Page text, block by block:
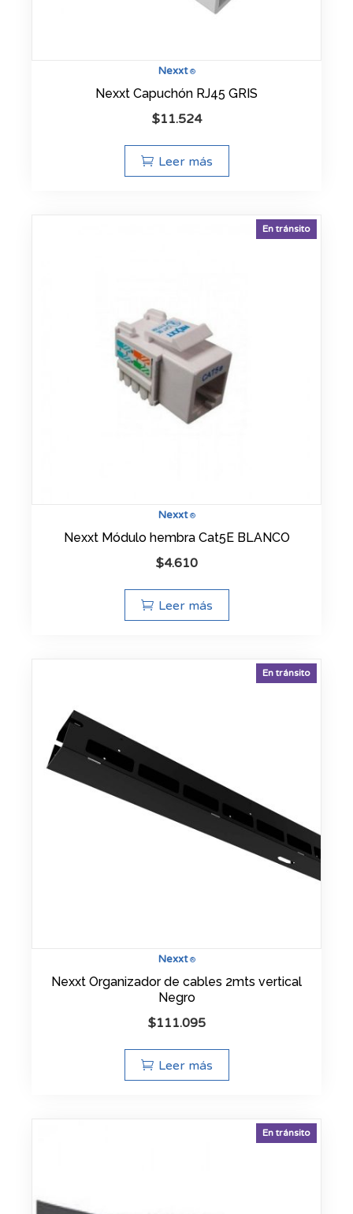
Nexxt®
Nexxt Capuchón RJ45 GRIS
$11.524
Leer más
Nexxt®
En tránsito
Nexxt Módulo hembra Cat5E BLANCO
$4.610
Leer más
Nexxt®
En tránsito
Nexxt Organizador de cables 2mts vertical
Negro
$111.095
Leer más
En tránsito